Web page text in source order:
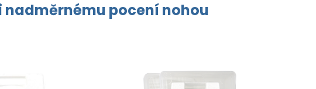
nadměrnému pocení nohou